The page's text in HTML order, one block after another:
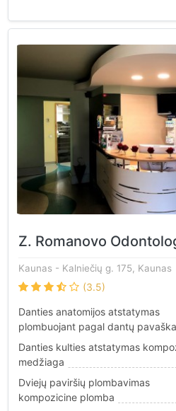
Z. Romanovo
Kaunas - Kalniečių g. 175, Kaunas
(3.5)
Danties anatomijos atstatymas
plombuojant pagal dantų
Danties kulties atstatymas
medžiaga
Dviejų paviršių plombavimas
kompozicine plomba